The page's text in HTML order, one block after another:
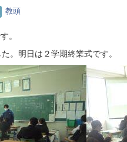
教頭
。
。明日は２学期終業式です。